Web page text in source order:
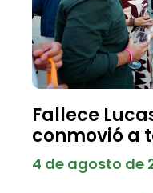
Fallece
conmovió a
4 de agosto de